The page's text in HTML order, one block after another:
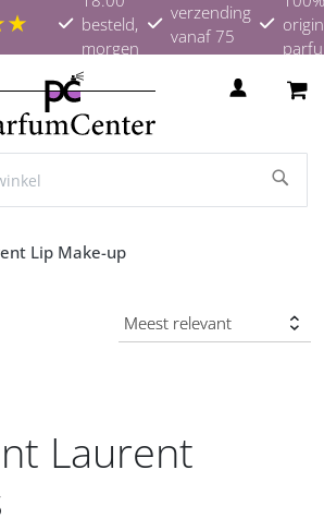
besteld,
morgen
in huis
verzending
vanaf 75
euro
Lip Make-up
Laurent